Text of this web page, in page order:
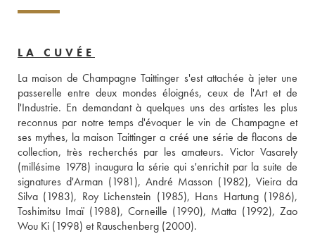
LA CUVÉE
La maison de Champagne Taittinger s'est attachée à jeter une
passerelle entre deux mondes éloignés, ceux de l'Art et de
l'Industrie. En demandant à quelques uns des artistes les plus
reconnus par notre temps d'évoquer le vin de Champagne et
ses mythes, la maison Taittinger a créé une série de flacons de
collection, très recherchés par les amateurs. Victor Vasarely
(millésime 1978) inaugura la série qui s'enrichit par la suite de
signatures d'Arman (1981), André Masson (1982), Vieira da
Silva (1983), Roy Lichenstein (1985), Hans Hartung (1986),
Toshimitsu Imaï (1988), Corneille (1990), Matta (1992), Zao
Wou Ki (1998) et Rauschenberg (2000).